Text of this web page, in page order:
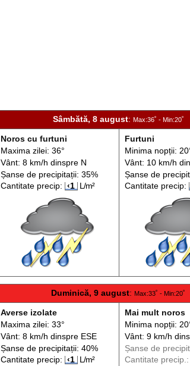
Sâmbătă, 8 august: Max:36˚ - Min:20˚
Noros cu furtuni
Maxima zilei: 36°
Vânt: 8 km/h dinspreN
Șanse de precipitații: 35%
Cantitate precip:
‹1 L/m²
Furtuni
Minima nopții:
Vânt: 10 km/h din
Șanse de precip
Cantitate precip:
Duminică, 9 august: Max:33˚ - Min:20˚
Averse izolate
Maxima zilei: 33°
Vânt: 8 km/h dinspreESE
Șanse de precipitații: 40%
Cantitate precip:
‹1 L/m²
Mai mult noros
Minima nopții:
Vânt: 9 km/h din
Șanse de precip
Cantitate